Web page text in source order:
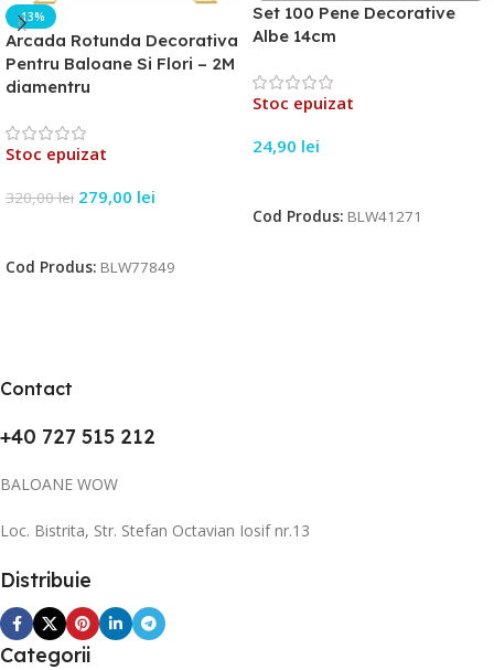
-13%
Arcada Rotunda Decorativa
Pentru Baloane Si Flori – 2M
diamentru
Stoc epuizat
320,00lei 279,00 lei
Cod Produs: BLW77849
Set 100 Pene Decorative
Albe 14cm
Stoc epuizat
24,90 lei
Cod Produs: BLW41271
Contact
+40 727 515 212
BALOANE WOW
Loc. Bistrita, Str. Stefan Octavian Iosif nr.13
Distribuie
Categorii